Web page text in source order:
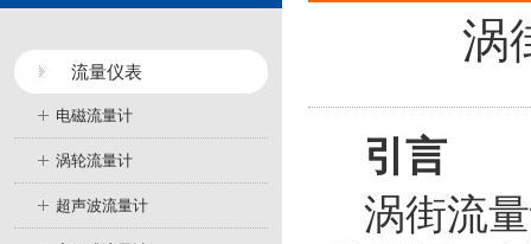
流量仪表
电磁流量计
涡轮流量计
超声波流量计
涡
引言
涡街流